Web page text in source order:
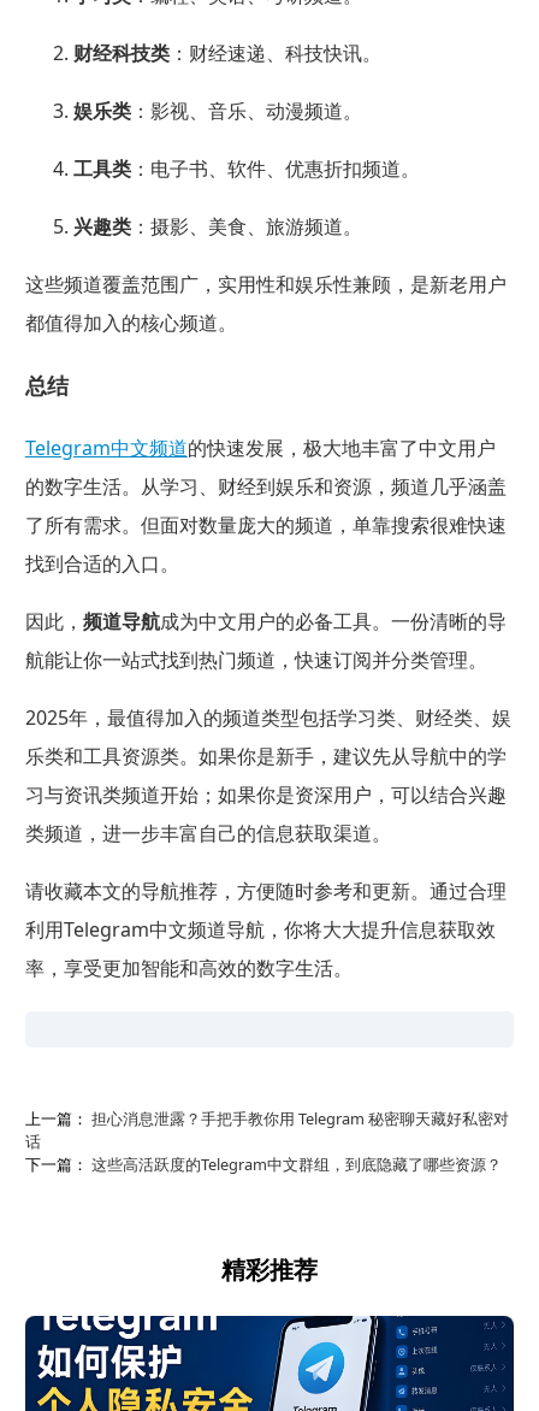
财经科技类：财经速递、科技快讯。
娱乐类：影视、音乐、动漫频道。
工具类：电子书、软件、优惠折扣频道。
兴趣类：摄影、美食、旅游频道。
这些频道覆盖范围广，实用性和娱乐性兼顾，是新老用户
都值得加入的核心频道。
总结
Telegram中文频道的快速发展，极大地丰富了中文用户
的数字生活。从学习、财经到娱乐和资源，频道几乎涵盖
了所有需求。但面对数量庞大的频道，单靠搜索很难快速
找到合适的入口。
因此， 频道导航成为中文用户的必备工具。一份清晰的导
航能让你一站式找到热门频道，快速订阅并分类管理。
2025年，最值得加入的频道类型包括学习类、财经类、娱
乐类和工具资源类。如果你是新手，建议先从导航中的学
习与资讯类频道开始；如果你是资深用户，可以结合兴趣
类频道，进一步丰富自己的信息获取渠道。
请收藏本文的导航推荐，方便随时参考和更新。通过合理
利用Telegram中文频道导航，你将大大提升信息获取效
率，享受更加智能和高效的数字生活。
上一篇： 担心消息泄露？手把手教你用 Telegram 秘密聊天藏好私密对
话
下一篇： 这些高活跃度的Telegram中文群组，到底隐藏了哪些资源？
精彩推荐